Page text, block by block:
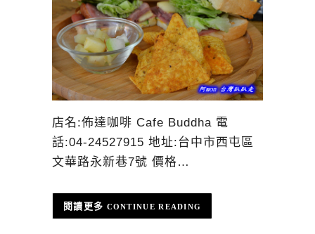
店名:佈達咖啡 Cafe Buddha 電
話:04-24527915 地址:台中市西屯區
文華路永新巷7號 價格…
CONTINUE READING